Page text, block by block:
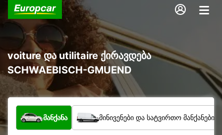
voiture და utilitaire ქირავდება
SCHWAEBISCH-GMUEND
რა ტიპის ავტომობილი?
მანქანა მინივენები და სატვირთო მანქანები